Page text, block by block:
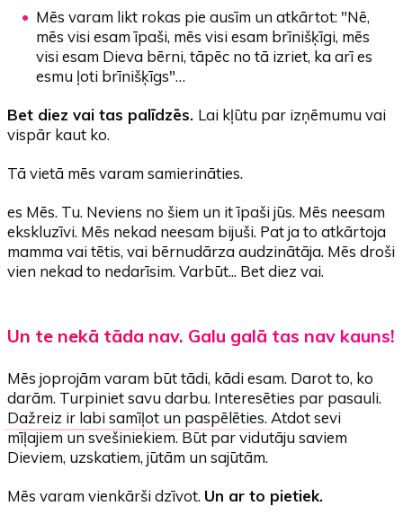
Mēs varam likt rokas pie ausīm un atkārtot: "Nē,
mēs visi esam īpaši, mēs visi esam brīnišķīgi, mēs
visi esam Dieva bērni, tāpēc no tā izriet, ka arī es
esmu ļoti brīnišķīgs"…
Bet diez vai tas palīdzēs. Lai kļūtu par izņēmumu vai
vispār kaut ko.
Tā vietā mēs varam samierināties.
es Mēs. Tu. Neviens no šiem un it īpaši jūs. Mēs neesam
ekskluzīvi. Mēs nekad neesam bijuši. Pat ja to atkārtoja
mamma vai tētis, vai bērnudārza audzinātāja. Mēs droši
vien nekad to nedarīsim. Varbūt... Bet diez vai.
Un te nekā tāda nav. Galu galā tas nav kauns!
Mēs joprojām varam būt tādi, kādi esam. Darot to, ko
darām. Turpiniet savu darbu. Interesēties par pasauli.
Dažreiz ir labi samīļot un paspēlēties. Atdot sevi
mīļajiem un svešiniekiem. Būt par vidutāju saviem
Dieviem, uzskatiem, jūtām un sajūtām.
Mēs varam vienkārši dzīvot. Un ar to pietiek.